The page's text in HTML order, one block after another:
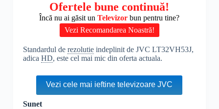
Ofertele bune continuă!
Încă nu ai găsit unTelevizorbun pentru tine?
Vezi Recomandarea Noastră!
Standardul de rezolutieindeplinit de JVC LT32VH53J,
adica HD, este cel mai mic din oferta actuala.
Vezi cele mai ieftine televizoare JVC
Sunet